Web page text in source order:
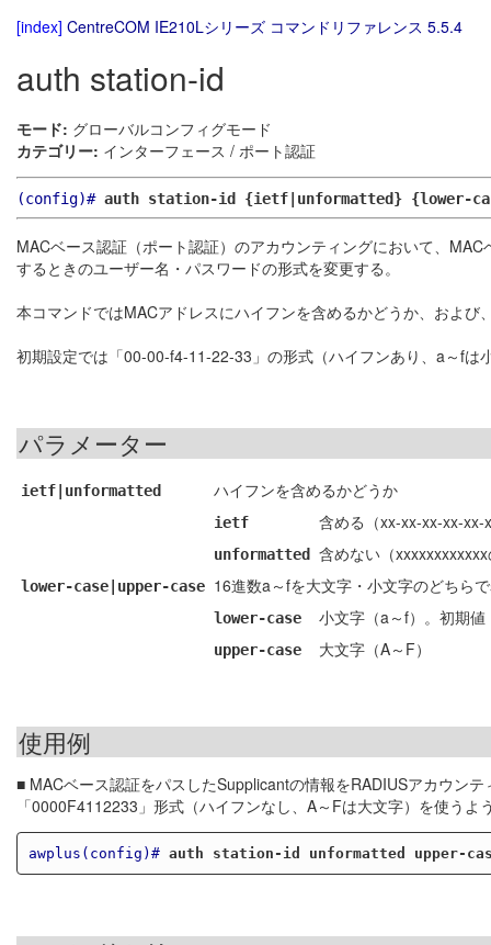
[index] CentreCOM IE210Lシリーズ コマンドリファレンス 5.5.4
auth station-id
モード: グローバルコンフィグモード
カテゴリー: インターフェース / ポート認証
(config)# auth station-id {ietf|unformatted} {lower-
MACベース認証（ポート認証）のアカウンティングにおいて、
するときのユーザー名・パスワードの形式を変更する。
本コマンドではMACアドレスにハイフンを含めるかどうか、およ
初期設定では「00-00-f4-11-22-33」の形式（ハイフンあり、a～fは
パラメーター
ietf|unformatted ハイフンを含めるかどうか
ietf 含める（xx-xx-xx-xx-xx-
unformatted 含めない（
lower-case|upper-case 16進数a～fを大文字・小文字のどちら
lower-case 小文字（a～f）。初期値
upper-case 大文字（A～F）
使用例
■ MACベース認証をパスしたSupplicantの情報をRADIUSアカウン
「0000F4112233」形式（ハイフンなし、A～Fは大文字）を使うよ
awplus(config)# auth station-id unformatted upper-